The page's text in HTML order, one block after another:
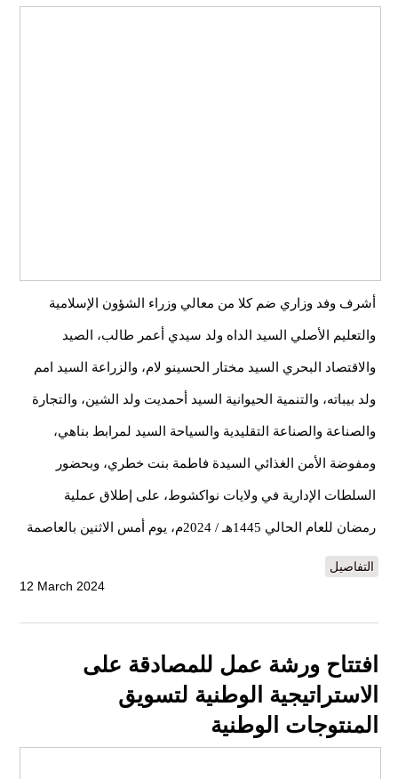
أشرف وفد وزاري ضم كلا من معالي وزراء الشؤون الإسلامية
والتعليم الأصلي السيد الداه ولد سيدي أعمر طالب، الصيد
والاقتصاد البحري السيد مختار الحسينو لام، والزراعة السيد امم
ولد بيباته، والتنمية الحيوانية السيد أحمديت ولد الشين، والتجارة
والصناعة والصناعة التقليدية والسياحة السيد لمرابط بناهي،
ومفوضة الأمن الغذائي السيدة فاطمة بنت خطري، وبحضور
السلطات الإدارية في ولايات نواكشوط، على إطلاق عملية
رمضان للعام الحالي 1445هـ / 2024م، يوم أمس الاثنين بالعاصمة
التفاصيل
12 March 2024
افتتاح ورشة عمل للمصادقة على
الاستراتيجية الوطنية لتسويق
المنتوجات الوطنية